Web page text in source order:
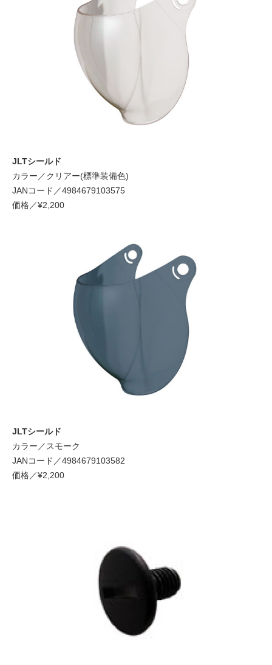
JLTシールド
カラー／クリアー(標準装備色)
JANコード／4984679103575
価格／¥2,200
JLTシールド
カラー／スモーク
JANコード／4984679103582
価格／¥2,200